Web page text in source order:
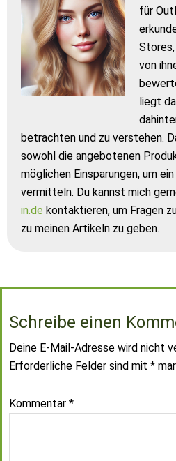
für
von
liegt
betrachten und zu verstehen.
sowohl die angebotenen
möglichen Einsparungen, um
vermitteln. Du kannst mich
in.de kontaktieren, um Fragen
zu meinen Artikeln zu geben.
Schreibe einen
Deine E-Mail-Adresse wird nicht
Erforderliche Felder sind mit *
Kommentar *